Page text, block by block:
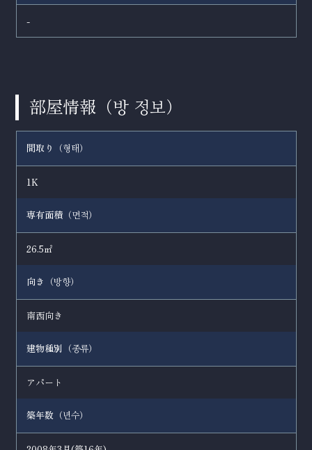
-
部屋情報（방 정보）
間取り（형태 ）
1K
専有面積（면적）
26.5㎡
向き（방향）
南西向き
建物種別（종류）
アパート
築年数（년수）